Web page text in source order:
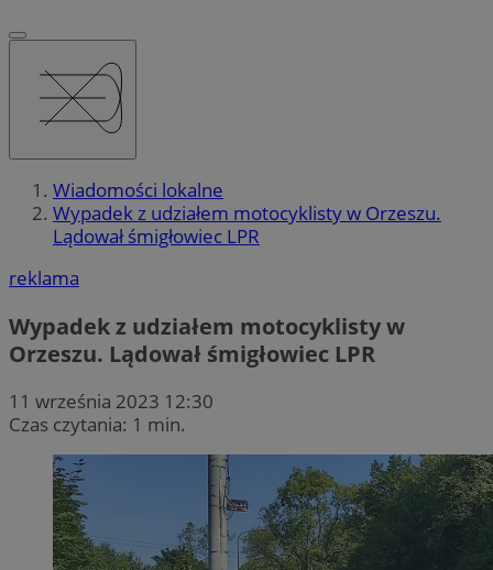
Wiadomości lokalne
Wypadek z udziałem motocyklisty w Orzeszu.
Lądował śmigłowiec LPR
reklama
Wypadek z udziałem motocyklisty w
Orzeszu. Lądował śmigłowiec LPR
11 września 2023 12:30
Czas czytania: 1 min.